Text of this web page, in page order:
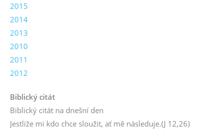
2015
2014
2013
2010
2011
2012
Biblický citát
Biblický citát na dnešní den
Jestliže mi kdo chce sloužit, ať mě následuje.(J 12,26)